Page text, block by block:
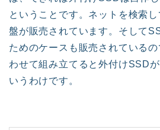
ということです。ネットを検索
盤が販売されています。そして
ためのケースも販売されている
わせて組み立てると外付けSSD
いうわけです。